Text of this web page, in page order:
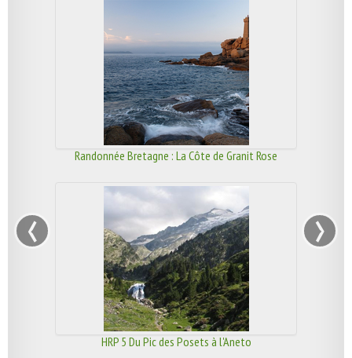
Randonnée Bretagne : La Côte de Granit Rose
HRP 5 Du Pic des Posets à l'Aneto
‹ ›